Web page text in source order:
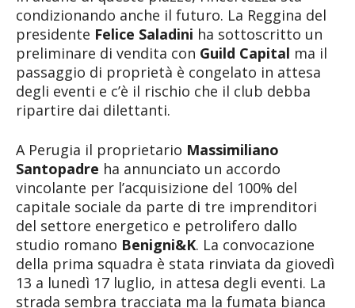
condizionando anche il futuro. La Reggina del
presidente Felice Saladini ha sottoscritto un
preliminare di vendita con Guild Capital ma il
passaggio di proprietà è congelato in attesa
degli eventi e c’è il rischio che il club debba
ripartire dai dilettanti.
A Perugia il proprietario Massimiliano
Santopadre ha annunciato un accordo
vincolante per l’acquisizione del 100% del
capitale sociale da parte di tre imprenditori
del settore energetico e petrolifero dallo
studio romano Benigni&K. La convocazione
della prima squadra è stata rinviata da giovedì
13 a lunedì 17 luglio, in attesa degli eventi. La
strada sembra tracciata ma la fumata bianca